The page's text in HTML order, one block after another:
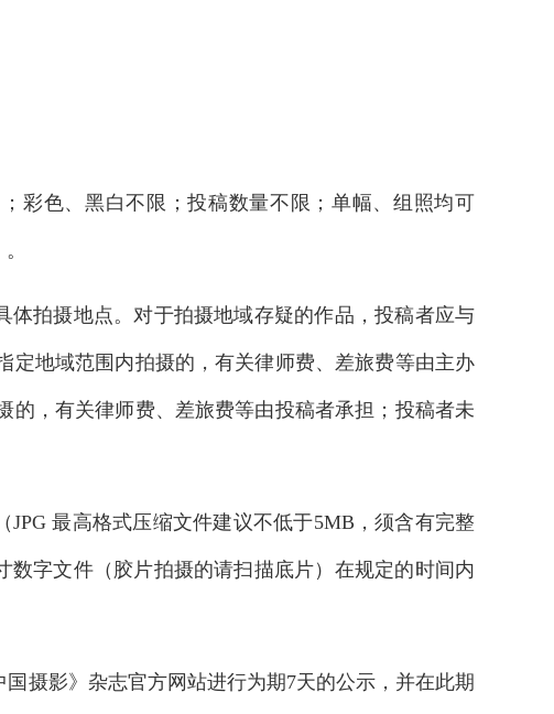
彩色、黑白不限；投稿数量不限；单幅、组照均可
拍摄地点。对于拍摄地域存疑的作品，投稿者应与
定地域范围内拍摄的，有关律师费、差旅费等由主办
，有关律师费、差旅费等由投稿者承担；投稿者未
最高格式压缩文件建议不低于5MB，须含有完整
字文件（胶片拍摄的请扫描底片）在规定的时间内
摄影》杂志官方网站进行为期7天的公示，并在此期